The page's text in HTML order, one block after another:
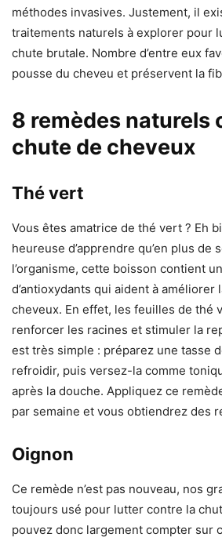
méthodes invasives. Justement, il
traitements naturels à explorer pour
chute brutale. Nombre d’entre eux
pousse du cheveu et préservent la
8 remèdes naturels
chute de cheveux
Thé vert
Vous êtes amatrice de thé vert ? Eh
heureuse d’apprendre qu’en plus de
l’organisme, cette boisson contient
d’antioxydants qui aident à améliorer
cheveux. En effet, les feuilles de thé
renforcer les racines et stimuler la
est très simple : préparez une tasse
refroidir, puis versez-la comme
après la douche. Appliquez ce
par semaine et vous obtiendrez des
Oignon
Ce remède n’est pas nouveau, nos
toujours usé pour lutter contre la
pouvez donc largement compter sur